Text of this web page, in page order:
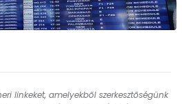
linkeket, amelyekből szerkesztőségünk